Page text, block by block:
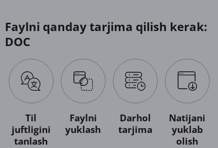
Faylni qanday tarjima qilish kerak:
DOC
Til
juftligini
tanlash
Faylni
yuklash
Darhol
tarjima
Natijani
yuklab
olish